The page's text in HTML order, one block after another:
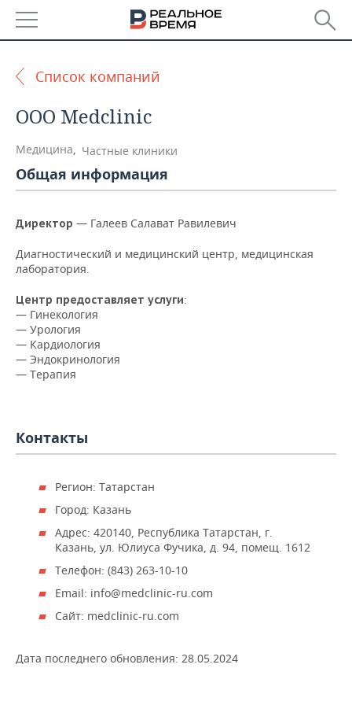
ТАТАРСТАН
УДМУРТИЯ
НОВОСТИ АНАЛИТИКИ
ВУЗЫ ТАТАРСТАНА
КОМУ ПРИНАДЛЕЖАТ
ТОРГОВЫЕ ЦЕНТРЫ
ТАТАРСТАНА
ЭКОНОМИКА
БАНКИ
БЮДЖЕТ
ИНВЕСТИЦИИ
ПРОМЫШЛЕННОСТИ
МАШИНОСТРОЕНИЕ
НЕФТЕХИМИЯ
ОПК
НОВОСТИ НЕДВИЖИМОСТИ
АВТО
НОВОСТИ АВТО
БИЗНЕС
НОВОСТИ БИЗНЕСА
РОЗНИЧНАЯ ТОРГОВЛЯ
УСЛУГИ
ТЕХНОЛОГИИ
НОВОСТИ ТЕХНОЛОГИЙ
МЕДИА
ТЕЛЕКОММУНИКАЦИИ
МЕРОПРИЯТИЯ
ВЫЕЗДНАЯ РЕДАКЦИЯ
БИЗНЕС-БРАНЧИ
ONLINE-КОНФЕРЕНЦИИ
ОТКРЫТАЯ ЛЕКЦИЯ
НОВОСТИ СПОРТА
ФУТБОЛ
ХОККЕЙ
БАСКЕТБОЛ
ВОЛЕЙБОЛ
ОБЩЕСТВО
НОВОСТИ ОБЩЕСТВА
ВЛАСТЬ
ИНФРАСТРУКТУРА
ИСТОРИЯ
ФОТОГАЛЕРЕЯ
СЮЖЕТЫ
СПРАВОЧНИК
СПИСОК ПЕРСОН
ПОЛНАЯ ВЕРСИЯ
Список компаний
ООО Medclinic
Медицина, Частные клиники
Общая информация
Директор — Галеев Салават Равилевич
Диагностический и медицинский центр, медицинская
лаборатория.
Центр предоставляет услуги:
— Гинекология
— Урология
— Кардиология
— Эндокринология
— Терапия
Контакты
Регион: Татарстан
Город: Казань
Адрес: 420140, Республика Татарстан, г.
Казань, ул. Юлиуса Фучика, д. 94, помещ. 1612
Телефон: (843) 263-10-10
Email: info@medclinic-ru.com
Сайт: medclinic-ru.com
Дата последнего обновления: 28.05.2024